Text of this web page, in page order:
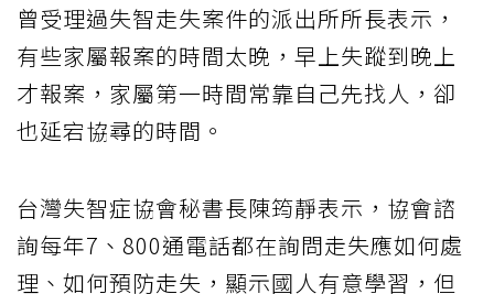
曾受理過失智走失案件的派出所所長表示，
有些家屬報案的時間太晚，早上失蹤到晚上
才報案，家屬第一時間常靠自己先找人，卻
也延宕協尋的時間。
台灣失智症協會秘書長陳筠靜表示，協會諮
詢每年7、800通電話都在詢問走失應如何處
理、如何預防走失，顯示國人有意學習，但